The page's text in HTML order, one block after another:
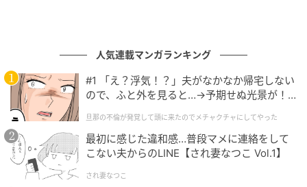
人気連載マンガランキング
#1 「え？浮気！？」夫がなかなか帰宅しない
ので、ふと外を見ると…→予期せぬ光景が！
クチャにしてやった
旦那の不倫が発覚して頭に来たのでメチャクチャにしてやった
最初に感じた違和感…普段マメに連絡をして
こない夫からのLINE【され妻なつこ Vol.1】
され妻なつこ